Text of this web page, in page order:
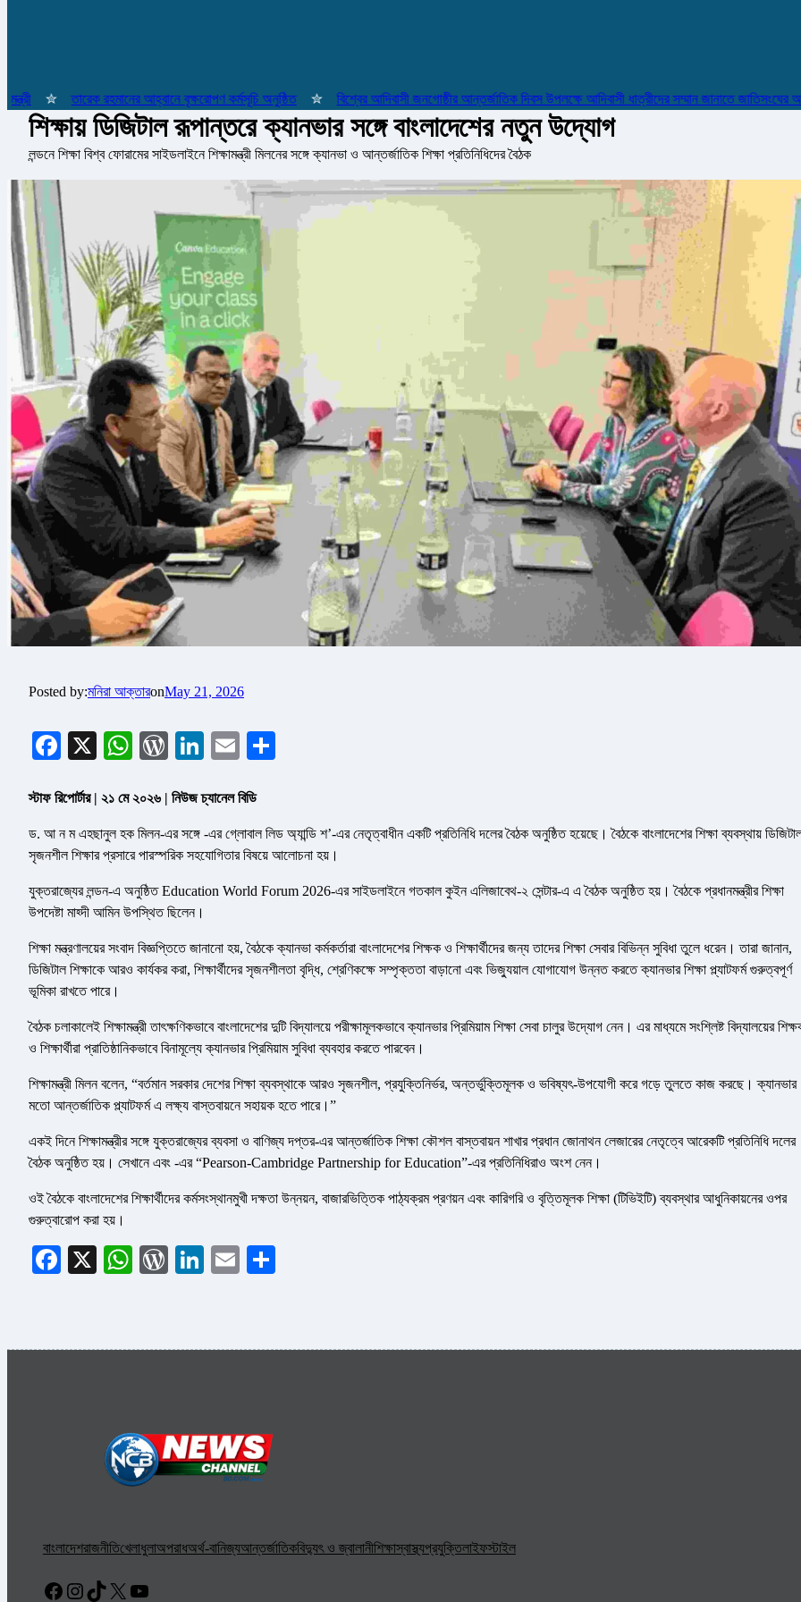
✮ তারেক রহমানের আহ্বানে বৃক্ষরোপণ কর্মসূচি অনুষ্ঠিত ✮ বিশ্বের আদিবাসী জনগোষ্ঠীর আন্তর্জাতিক দিবস উপলক্ষে আদিবাসী ধাত্রীদের সম্মান জানাতে জাতিসংঘের আহ্বান
শিক্ষায় ডিজিটাল রূপান্তরে ক্যানভার সঙ্গে বাংলাদেশের নতুন উদ্যোগ
লন্ডনে শিক্ষা বিশ্ব ফোরামের সাইডলাইনে শিক্ষামন্ত্রী মিলনের সঙ্গে ক্যানভা ও আন্তর্জাতিক শিক্ষা প্রতিনিধিদের বৈঠক
Posted by:মনিরা আক্তারonMay 21, 2026
Facebook
X WhatsApp
WordPress
LinkedIn
Email
স্টাফ রিপোর্টার | ২১ মে ২০২৬ | নিউজ চ্যানেল বিডি
ড. আ ন ম এহছানুল হক মিলন-এর সঙ্গে -এর গ্লোবাল লিড অ্যান্ডি শ’-এর নেতৃত্বাধীন একটি প্রতিনিধি দলের বৈঠক অনুষ্ঠিত হয়েছে। বৈঠকে বাংলাদেশের শিক্ষা ব্যবস্থায়
সৃজনশীল শিক্ষার প্রসারে পারস্পরিক সহযোগিতার বিষয়ে আলোচনা হয়।
যুক্তরাজ্যের লন্ডন-এ অনুষ্ঠিত Education World Forum 2026-এর সাইডলাইনে গতকাল কুইন এলিজাবেথ-২ সেন্টার-এ এ বৈঠক অনুষ্ঠিত হয়। বৈঠকে প্রধানমন্ত্রীর শিক্ষা
উপদেষ্টা মাহ্দী আমিন উপস্থিত ছিলেন।
শিক্ষা মন্ত্রণালয়ের সংবাদ বিজ্ঞপ্তিতে জানানো হয়, বৈঠকে ক্যানভা কর্মকর্তারা বাংলাদেশের শিক্ষক ও শিক্ষার্থীদের জন্য তাদের শিক্ষা সেবার বিভিন্ন সুবিধা তুলে ধরেন। তারা জানান,
ডিজিটাল শিক্ষাকে আরও কার্যকর করা, শিক্ষার্থীদের সৃজনশীলতা বৃদ্ধি, শ্রেণিকক্ষে সম্পৃক্ততা বাড়ানো এবং ভিজ্যুয়াল যোগাযোগ উন্নত করতে ক্যানভার শিক্ষা প্ল্যাটফর্ম গুরুত্বপূর্ণ
ভূমিকা রাখতে পারে।
বৈঠক চলাকালেই শিক্ষামন্ত্রী তাৎক্ষণিকভাবে বাংলাদেশের দুটি বিদ্যালয়ে পরীক্ষামূলকভাবে ক্যানভার প্রিমিয়াম শিক্ষা সেবা চালুর উদ্যোগ নেন। এর মাধ্যমে সংশ্লিষ্ট বিদ্যালয়ের
ও শিক্ষার্থীরা প্রাতিষ্ঠানিকভাবে বিনামূল্যে ক্যানভার প্রিমিয়াম সুবিধা ব্যবহার করতে পারবেন।
শিক্ষামন্ত্রী মিলন বলেন, “বর্তমান সরকার দেশের শিক্ষা ব্যবস্থাকে আরও সৃজনশীল, প্রযুক্তিনির্ভর, অন্তর্ভুক্তিমূলক ও ভবিষ্যৎ-উপযোগী করে গড়ে তুলতে কাজ করছে। ক্যানভার
মতো আন্তর্জাতিক প্ল্যাটফর্ম এ লক্ষ্য বাস্তবায়নে সহায়ক হতে পারে।”
একই দিনে শিক্ষামন্ত্রীর সঙ্গে যুক্তরাজ্যের ব্যবসা ও বাণিজ্য দপ্তর-এর আন্তর্জাতিক শিক্ষা কৌশল বাস্তবায়ন শাখার প্রধান জোনাথন লেজারের নেতৃত্বে আরেকটি প্রতিনিধি দলের
বৈঠক অনুষ্ঠিত হয়। সেখানে এবং -এর “Pearson-Cambridge Partnership for Education”-এর প্রতিনিধিরাও অংশ নেন।
ওই বৈঠকে বাংলাদেশের শিক্ষার্থীদের কর্মসংস্থানমুখী দক্ষতা উন্নয়ন, বাজারভিত্তিক পাঠ্যক্রম প্রণয়ন এবং কারিগরি ও বৃত্তিমূলক শিক্ষা (টিভিইটি) ব্যবস্থার আধুনিকায়নের ওপর
গুরুত্বারোপ করা হয়।
Facebook
X WhatsApp
WordPress
LinkedIn
Email
বাংলাদেশরাজনীতিখেলাধুলাঅপরাধঅর্থ-বানিজ্যআন্তর্জাতিকবিদ্যুৎ ও জ্বালানীশিক্ষাস্বাস্থ্যপ্রযুক্তিলাইফস্টাইল
Facebook
Instagram
TikTok
X YouTube